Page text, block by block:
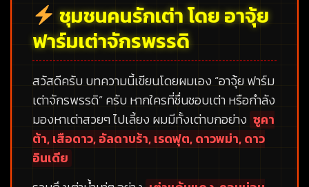
ชุมชนคนรักเต่า โดย อาจุ้ย
ฟาร์มเต่าจักรพรรดิ
สวัสดีครับ บทความนี้เขียนโดยผมเอง “อาจุ้ย ฟาร์ม
เต่าจักรพรรดิ”ครับ หากใครที่ชื่นชอบเต่า หรือกำลัง
มองหาเต่าสวยๆ ไปเลี้ยง ผมมีทั้งเต่าบกอย่าง ซูคา
ต้า, เสือดาว, อัลดาบร้า, เรดฟุต, ดาวพม่า, ดาว
อินเดีย